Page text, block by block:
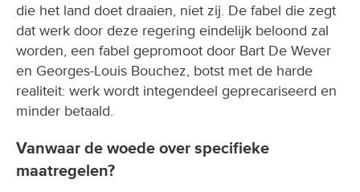
die het land doet draaien, niet zij. De fabel die zegt
dat werk door deze regering eindelijk beloond zal
worden, een fabel gepromoot door Bart De Wever
en Georges-Louis Bouchez, botst met de harde
realiteit: werk wordt integendeel geprecariseerd en
minder betaald.
Vanwaar de woede over specifieke
maatregelen?